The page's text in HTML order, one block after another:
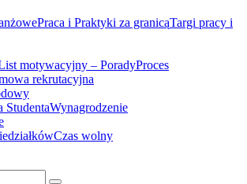
Praca i Praktyki za granicąTargi pracy i
motywacyjny – PoradyProces
rekrutacyjna
StudentaWynagrodzenie
Czas wolny